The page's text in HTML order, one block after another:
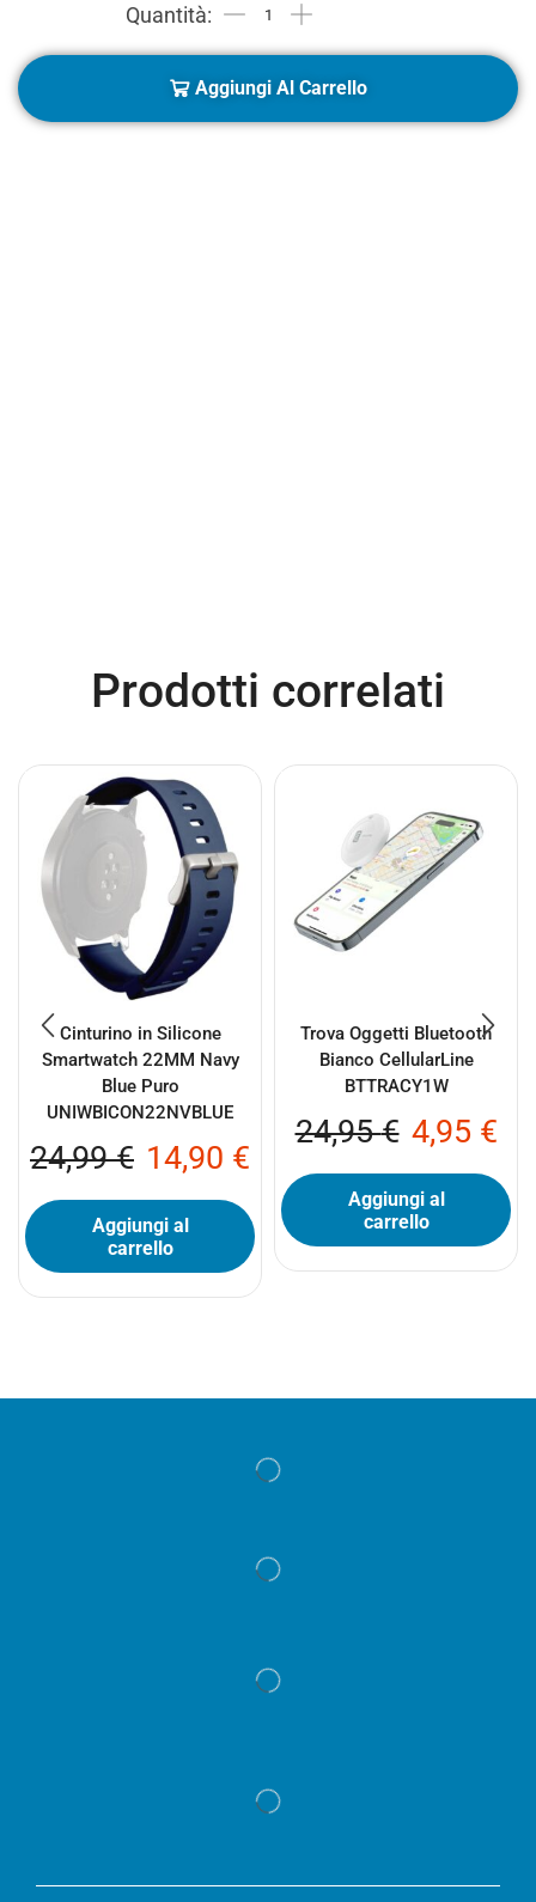
Aggiungi Al Carrello
Prodotti correlati
Cinturino in Silicone
Smartwatch 22MM Navy
Blue Puro
UNIWBICON22NVBLUE
24,99€ 14,90 €
Aggiungi al
carrello
Trova Oggetti Bluetooth
Bianco CellularLine
BTTRACY1W
24,95€ 4,95 €
Aggiungi al
carrello